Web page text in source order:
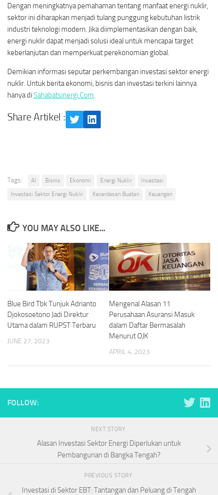
Dengan meningkatnya pemahaman tentang manfaat energi nuklir,
sektor ini diharapkan menjadi tulang punggung kebutuhan listrik
industri teknologi modern. Jika diimplementasikan dengan baik,
energi nuklir dapat menjadi solusi ideal untuk mencapai target
keberlanjutan dan memperkuat perekonomian global.
Demikian informasi seputar perkembangan investasi sektor energi
nuklir. Untuk berita ekonomi, bisnis dan investasi terkini lainnya
hanya di Sahabatsinergi.Com.
Share Artikel :
TwitterLinkedIn
Tags: AI Bisnis Ekonomi Energi Nuklir
Investasi
Investasi Sektor Energi Nuklir
Kecerdasan Buatan Keuangan
YOU MAY ALSO LIKE...
Blue Bird Tbk Tunjuk Adrianto
Djokosoetono Jadi Direktur
Utama dalam RUPST Terbaru
JUNE 27, 2023
Mengenal Alasan 11
Perusahaan Asuransi Masuk
dalam Daftar Bermasalah
Menurut OJK
APRIL 4, 2023
FOLLOW:
NEXT STORY
Alasan Investasi Sektor Energi Diperlukan untuk
Pembangunan di Bangka Tengah?
PREVIOUS STORY
Investasi di Sektor EBT: Tantangan dan Peluang di Tengah